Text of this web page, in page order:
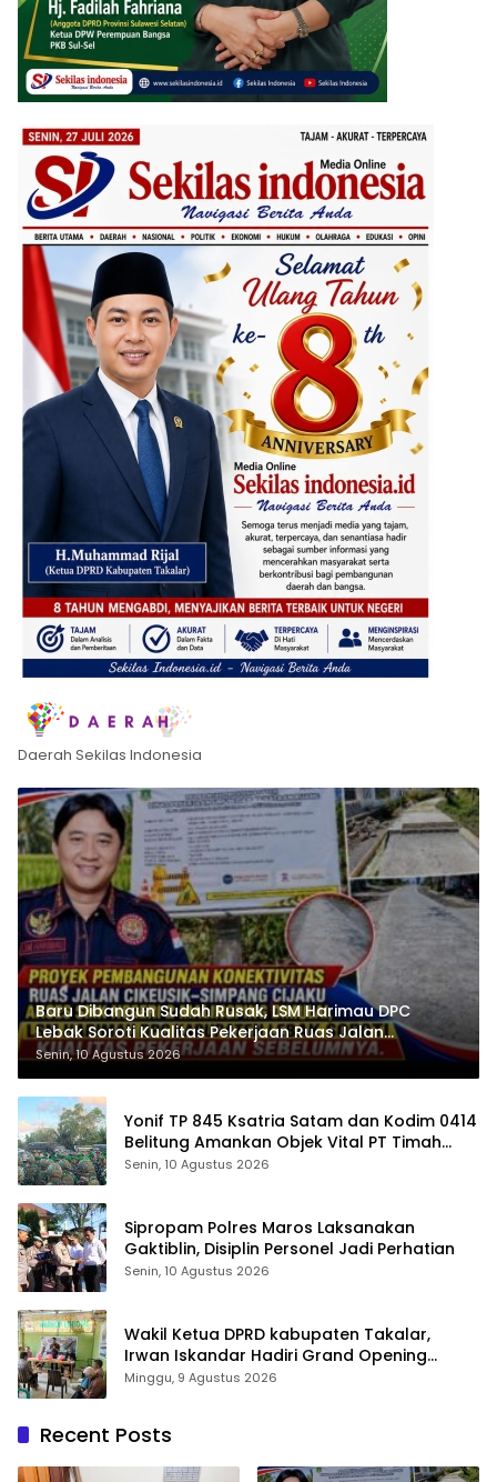
Daerah Sekilas Indonesia
Baru Dibangun Sudah Rusak, LSM Harimau DPC
Lebak Soroti Kualitas Pekerjaan Ruas Jalan
Cikeusik-Simpang Cijaku
Senin, 10 Agustus 2026
Yonif TP 845 Ksatria Satam dan Kodim 0414
Belitung Amankan Objek Vital PT Timah
Saat Aksi Penambang
Senin, 10 Agustus 2026
Sipropam Polres Maros Laksanakan
Gaktiblin, Disiplin Personel Jadi Perhatian
Senin, 10 Agustus 2026
Wakil Ketua DPRD kabupaten Takalar,
Irwan Iskandar Hadiri Grand Opening
Rumah sehat Pertama di Takalar, Melayani
Minggu, 9 Agustus 2026
Recent Posts